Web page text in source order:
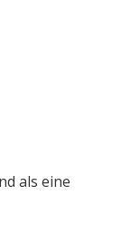
als eine